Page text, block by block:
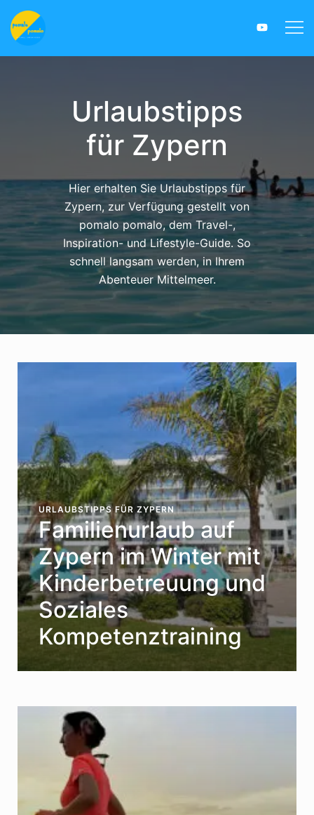
Skip
to
content
menu
Urlaubstipps
für Zypern
Hier erhalten Sie Urlaubstipps für
Zypern, zur Verfügung gestellt von
pomalo pomalo, dem Travel-,
Inspiration- und Lifestyle-Guide. So
schnell langsam werden, in Ihrem
Abenteuer Mittelmeer.
URLAUBSTIPPS FÜR ZYPERN
Familienurlaub auf
Zypern im Winter mit
Kinderbetreuung und
Soziales
Kompetenztraining